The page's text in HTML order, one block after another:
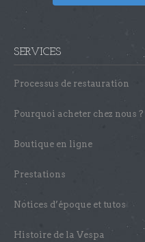
SERVICES
Processus de restauration
Pourquoi acheter chez nous ?
Boutique en ligne
Prestations
Notices d’époque et tutos
Histoire de la Vespa